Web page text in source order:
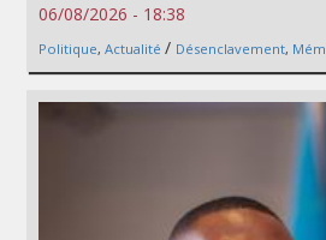
06/08/2026 - 18:38
Politique, Actualité / Désenclavement,